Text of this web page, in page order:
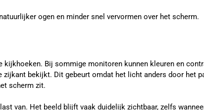
ogen en minder snel vervormen over het scherm.
kijkhoeken. Bij sommige monitoren kunnen kleuren en
zijkant bekijkt. Dit gebeurt omdat het licht anders door het
scherm zit.
van. Het beeld blijft vaak duidelijk zichtbaar, zelfs